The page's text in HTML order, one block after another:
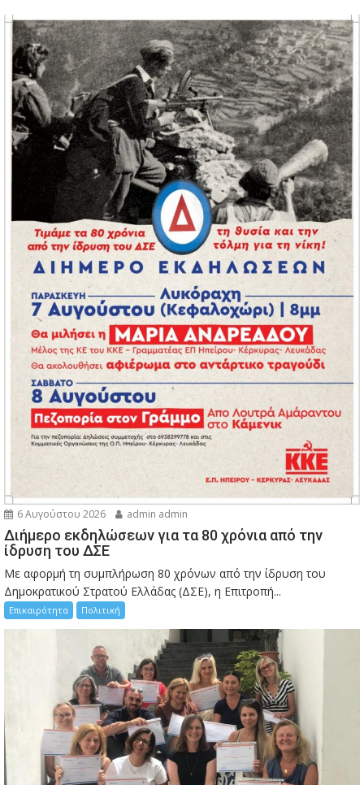
6 Αυγούστου 2026 admin admin
Διήμερο εκδηλώσεων για τα 80 χρόνια από την
ίδρυση του ΔΣΕ
Με αφορμή τη συμπλήρωση 80 χρόνων από την ίδρυση του
Δημοκρατικού Στρατού Ελλάδας (ΔΣΕ), η Επιτροπή...
Επικαιρότητα Πολιτική